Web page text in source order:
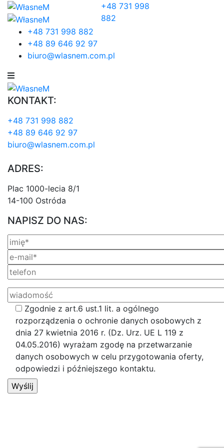
+48 731 998
882
+48 731 998 882
+48 89 646 92 97
biuro@wlasnem.com.pl
KONTAKT:
+48 731 998 882
+48 89 646 92 97
biuro@wlasnem.com.pl
ADRES:
Plac 1000-lecia 8/1
14-100 Ostróda
NAPISZ DO NAS:
Zgodnie z art.6 ust.1 lit. a ogólnego
rozporządzenia o ochronie danych osobowych z
dnia 27 kwietnia 2016 r. (Dz. Urz. UE L 119 z
04.05.2016) wyrażam zgodę na przetwarzanie
danych osobowych w celu przygotowania oferty,
odpowiedzi i późniejszego kontaktu.